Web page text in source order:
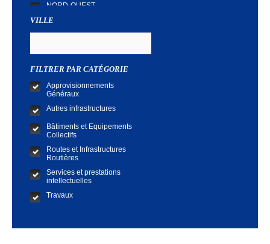
NORD-OUEST
SUD
VILLE
FILTRER PAR CATÉGORIE
Approvisionnements
Généraux
Autres infrastructures
Bâtiments et Equipements
Collectifs
Routes et Infrastructures
Routières
Services et prestations
intellectuelles
Travaux